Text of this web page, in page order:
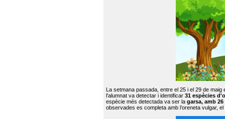
La setmana passada, entre el 25 i el 29 de
l'alumnat va detectar i identificar 31 espècies
espècie més detectada va ser la garsa, amb
observades es completa amb l’oreneta vulgar,